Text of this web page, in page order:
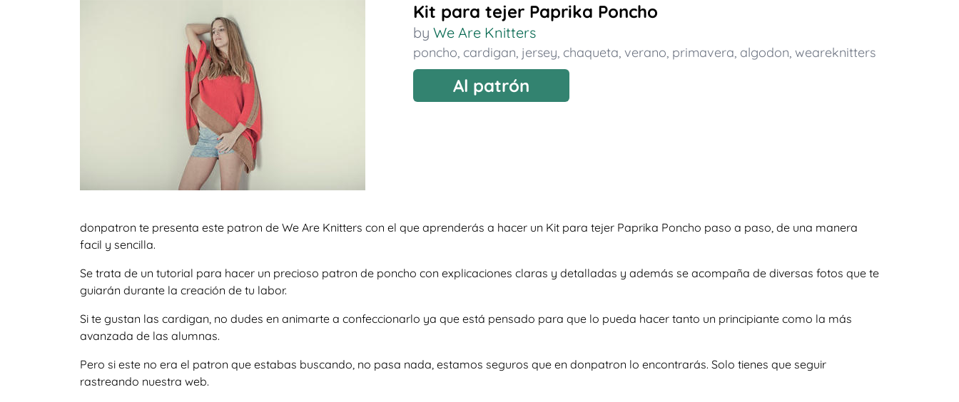
Kit para tejer Paprika Poncho
by We Are Knitters
poncho, cardigan, jersey, chaqueta, verano, primavera, algodon, weareknitters
Al patrón
donpatron te presenta este patron de We Are Knitters con el que aprenderás a hacer un Kit para tejer Paprika Poncho paso a paso, de una manera
facil y sencilla.
Se trata de un tutorial para hacer un precioso patron de poncho con explicaciones claras y detalladas y además se acompaña de diversas fotos que te
guiarán durante la creación de tu labor.
Si te gustan las cardigan, no dudes en animarte a confeccionarlo ya que está pensado para que lo pueda hacer tanto un principiante como la más
avanzada de las alumnas.
Pero si este no era el patron que estabas buscando, no pasa nada, estamos seguros que en donpatron lo encontrarás. Solo tienes que seguir
rastreando nuestra web.